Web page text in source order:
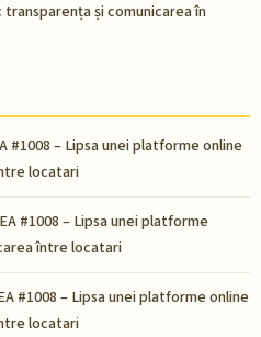
transparența și comunicarea în
#1008 – Lipsa unei platforme online
locatari
#1008 – Lipsa unei platforme
între locatari
#1008 – Lipsa unei platforme online
locatari